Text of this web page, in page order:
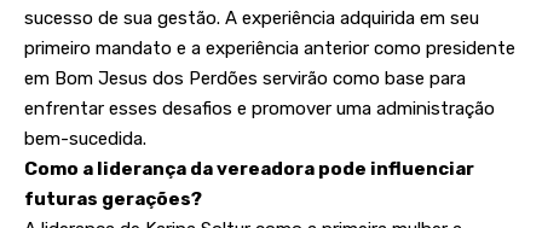
sucesso de sua gestão. A experiência adquirida em seu
primeiro mandato e a experiência anterior como presidente
em Bom Jesus dos Perdões servirão como base para
enfrentar esses desafios e promover uma administração
bem-sucedida.
Como a liderança da vereadora pode influenciar
futuras gerações?